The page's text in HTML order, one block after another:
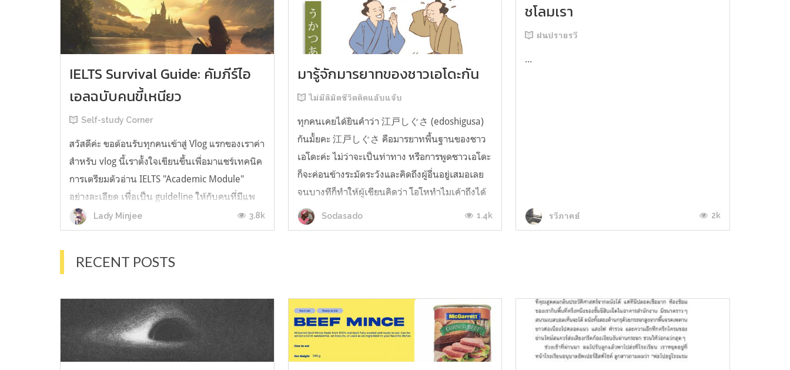
IELTS Survival Guide: คัมภีร์ไอ
เอลฉบับคนขี้เหนียว
Self-study Corner
สวัสดีค่ะ ขอต้อนรับทุกคนเข้าสู่ Vlog แรกของเราค่า
สำหรับ vlog นี้เราตั้งใจเขียนขึ้นเพื่อมาแชร์เทคนิค
การเตรียมตัวอ่าน IELTS "Academic Module"
อย่างละเอียด เพื่อเป็น guideline ให้กับคนที่มีแพ
ลนจะสอบแต่ไม่รู้ต้องเริ่มตรงไหน หรืออยากจะได้
ข้อมูลเพิ่มเติมมาเสริมความมั่นใจจากที่ตัวเองเรียน
Lady Minjee 3.8k
มารู้จักมารยาทของชาวเอโดะกัน
ไม่มีลิมิตชีวิตติดแอ๊บแจ๊บ
ทุกคนเคยได้ยินคำว่า 江戸しぐさ (edoshigusa)
กันมั้ยคะ 江戸しぐさ คือมารยาทพื้นฐานของชาว
เอโดะค่ะ ไม่ว่าจะเป็นท่าทาง หรือการพูดชาวเอโดะ
ก็จะค่อนข้างระมัดระวังและคิดถึงผู้อื่นอยู่เสมอเลย
จนบางทีก็ทำให้ผู้เขียนคิดว่า โอโหทำไมเค้าถึงได้
คิดถึงคนอื่นได้ขนาดนี้นะอยากรู้มั้ยคะว่าชาวเอโดะ
มารยาทดีขนาดไหน มาลองอ่านกันได้เ...
Sodasado 1.4k
ชโลมเรา
ฝนปรายรวี
...
รวีภาคย์ 2k
RECENT POSTS